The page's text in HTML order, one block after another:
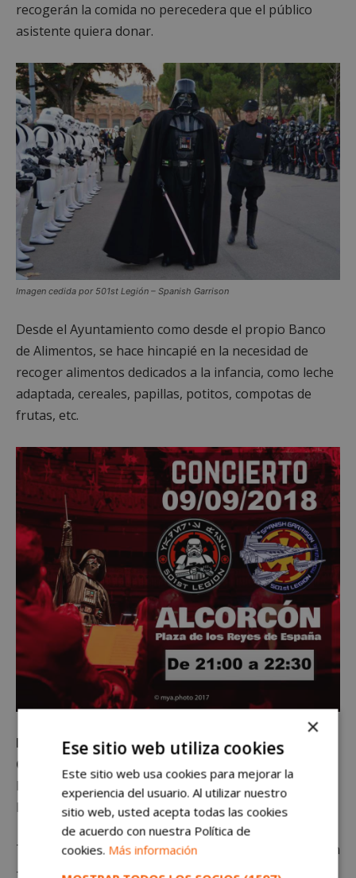
recogerán la comida no perecedera que el público
asistente quiera donar.
Imagen cedida por 501st Legión – Spanish Garrison
Desde el Ayuntamiento como desde el propio Banco
de Alimentos, se hace hincapié en la necesidad de
recoger alimentos dedicados a la infancia, como leche
adaptada, cereales, papillas, potitos, compotas de
frutas, etc.
Domingo, 9 de septiembre
Gran desfile y concierto de Star Wars
Domingo 9 de septiembre de 2018 a las 21:00
Plaza de los Reyes de España
Todas las imágenes han sido cedidas por 501st Legión
– Spanish Garrison
×
Ese sitio web utiliza cookies
Este sitio web usa cookies para mejorar la
experiencia del usuario. Al utilizar nuestro
sitio web, usted acepta todas las cookies
de acuerdo con nuestra Política de
cookies. Más información